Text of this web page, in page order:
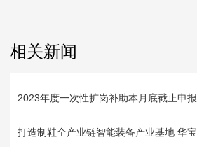
相关新闻
2023年度一次性扩岗补助本月底截止申报